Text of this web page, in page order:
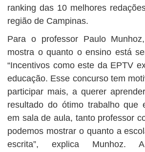
ranking das 10 melhores
região de Campinas.
Para o professor Paulo
mostra o quanto o ensino está
“Incentivos como este da EPTV
educação. Esse concurso tem
participar mais, a querer
resultado do ótimo trabalho que
em sala de aula, tanto professor
podemos mostrar o quanto a
escrita”, explica Munhoz. A